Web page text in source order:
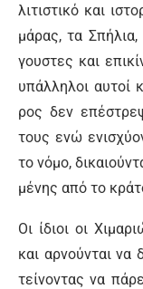
λι­τι­στι­κό και
μά­ρας, τα
γου­στες και
υ­πάλ­λη­λοι αυ­τοί
ρος δεν
τους ε­νώ
το νό­μο,
μέ­νης α­πό το
Οι ί­διοι οι
και αρ­νού­νται να
τεί­νο­ντας να